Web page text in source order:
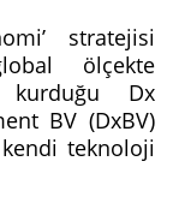
stratejisi
ölçekte
kurduğu Dx
BV (DxBV)
kendi teknoloji